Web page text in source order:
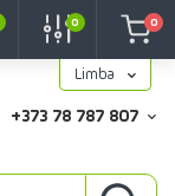
Limba
0 0
+373 78 787 807